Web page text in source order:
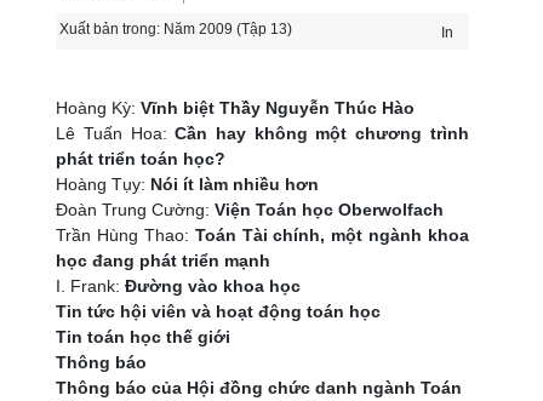
Xuất bản trong: Năm 2009 (Tập 13) In
Hoàng Kỳ:Vĩnh biệt Thầy Nguyễn Thúc Hào
Lê Tuấn Hoa:Cần hay không một chương trình
phát triển toán học?
Hoàng Tụy: Nói ít làm nhiều hơn
Đoàn Trung Cường:Viện Toán học Oberwolfach
Trần Hùng Thao: Toán Tài chính, một ngành khoa
học đang phát triển mạnh
I. Frank:Đường vào khoa học
Tin tức hội viên và hoạt động toán học
Tin toán học thế giới
Thông báo
Thông báo của Hội đồng chức danh ngành Toán